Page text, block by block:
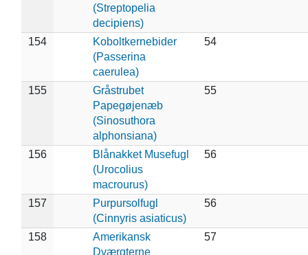
(Streptopelia
decipiens)
154
Koboltkernebider
(Passerina
caerulea)
54
155
Gråstrubet
Papegøjenæb
(Sinosuthora
alphonsiana)
55
156
Blånakket Musefugl
(Urocolius
macrourus)
56
157
Purpursolfugl
(Cinnyris asiaticus)
56
158
Amerikansk
Dværgterne
57